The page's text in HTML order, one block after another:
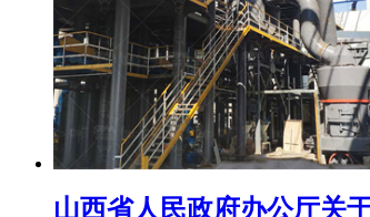
山西省人民政府办公厅关